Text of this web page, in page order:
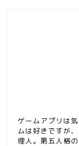
ゲームアプリは
ムは好きですが
理人。第五人格